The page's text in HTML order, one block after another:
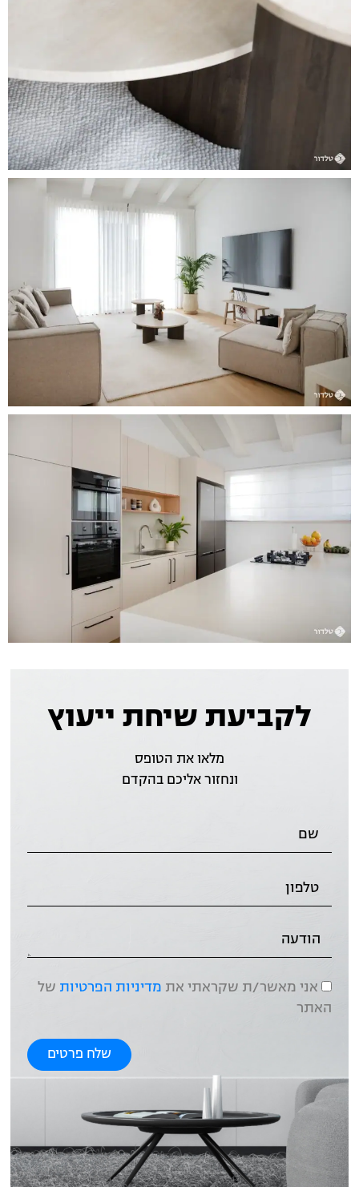
לקביעת שיחת ייעוץ
מלאו את הטופס
ונחזור אליכם בהקדם
אני מאשר/ת שקראתי את מדיניות הפרטיות של
האתר
שלח פרטים